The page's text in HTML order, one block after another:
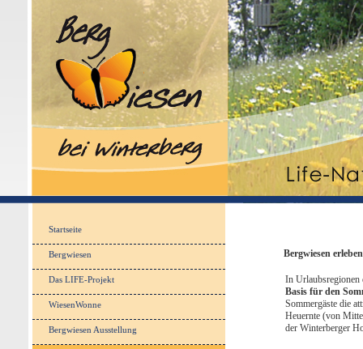
Startseite
Bergwiesen
Das LIFE-Projekt
WiesenWonne
Bergwiesen Ausstellung
Bergwiesen erleben
In Urlaubsregionen
Basis für den
Sommergäste die
Heuernte (von
der Winterberger